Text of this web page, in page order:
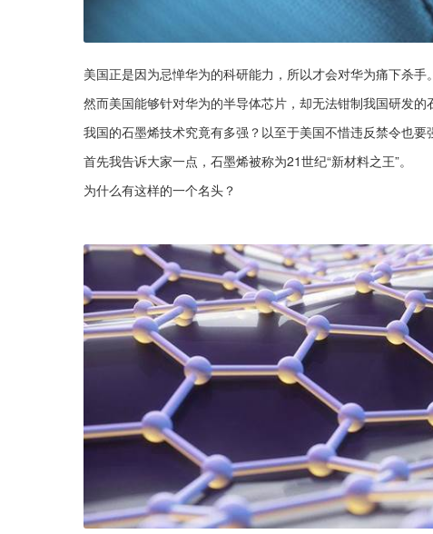
美国正是因为忌惮华为的科研能力，所以才会对华为痛下杀手。
然而美国能够针对华为的半导体芯片，却无法钳制我国研发的
我国的石墨烯技术究竟有多强？以至于美国不惜违反禁令也要
首先我告诉大家一点，石墨烯被称为21世纪“新材料之王”。
为什么有这样的一个名头？